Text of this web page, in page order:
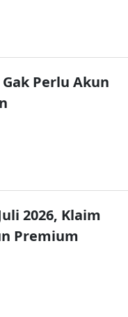
Perlu Akun
2026, Klaim
Premium